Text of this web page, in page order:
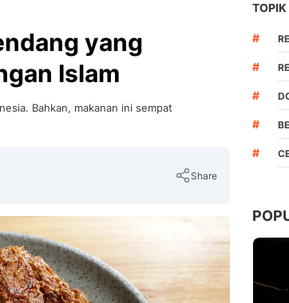
yang
Islam
Bahkan, makanan ini sempat
Share
Copy Link
TOPIK
#
#
#
#
#